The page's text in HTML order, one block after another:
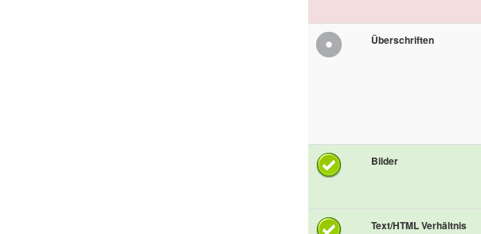
Überschriften
Bilder
Text/HTML Verhältnis